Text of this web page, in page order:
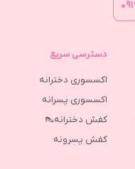
دسترسی سریع
اکسسوری دخترانه
اکسسوری پسرانه
کفش دخترانه👠
كفش پسرونه